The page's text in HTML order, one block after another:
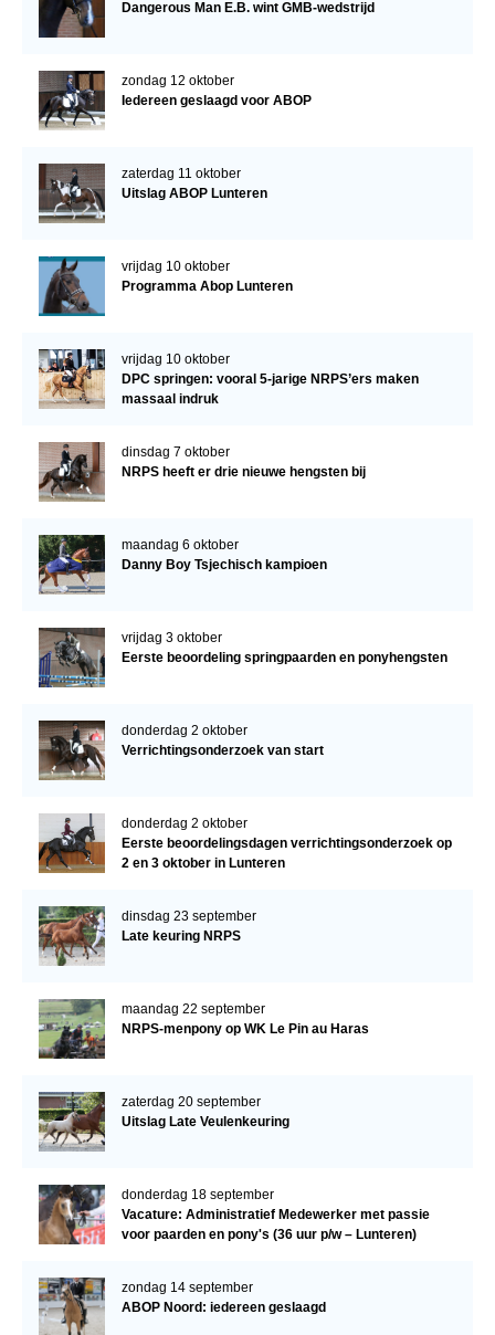
Dangerous Man E.B. wint GMB-wedstrijd
zondag 12 oktober
Iedereen geslaagd voor ABOP
zaterdag 11 oktober
Uitslag ABOP Lunteren
vrijdag 10 oktober
Programma Abop Lunteren
vrijdag 10 oktober
DPC springen: vooral 5-jarige NRPS’ers maken
massaal indruk
dinsdag 7 oktober
NRPS heeft er drie nieuwe hengsten bij
maandag 6 oktober
Danny Boy Tsjechisch kampioen
vrijdag 3 oktober
Eerste beoordeling springpaarden en ponyhengsten
donderdag 2 oktober
Verrichtingsonderzoek van start
donderdag 2 oktober
Eerste beoordelingsdagen verrichtingsonderzoek op
2 en 3 oktober in Lunteren
dinsdag 23 september
Late keuring NRPS
maandag 22 september
NRPS-menpony op WK Le Pin au Haras
zaterdag 20 september
Uitslag Late Veulenkeuring
donderdag 18 september
Vacature: Administratief Medewerker met passie
voor paarden en pony's (36 uur p/w – Lunteren)
zondag 14 september
ABOP Noord: iedereen geslaagd